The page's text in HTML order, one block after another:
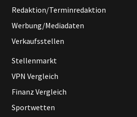
Redaktion/Terminredaktion
Werbung/Mediadaten
Verkaufsstellen
Stellenmarkt
VPN Vergleich
Finanz Vergleich
Sportwetten